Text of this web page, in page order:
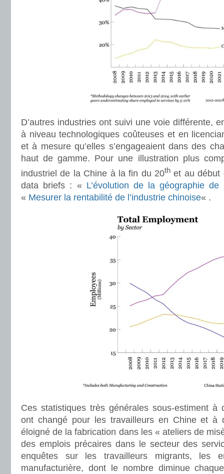
D’autres industries ont suivi une voie différente,
à niveau technologiques coûteuses et en
et à mesure qu’elles s’engageaient dans des
haut de gamme. Pour une illustration plus
industriel de la Chine à la fin du 20th et au début
data briefs : « L’évolution de lagéographie de
« Mesurer la rentabilité de l’industrie chinoise« .
Ces statistiques très générales sous-estiment à
ont changé pour les travailleurs en Chine et à
éloigné de la fabrication dans les « ateliers de
des emplois précaires dans le secteur des
enquêtes sur les travailleurs migrants, les
manufacturière, dont le nombre diminue